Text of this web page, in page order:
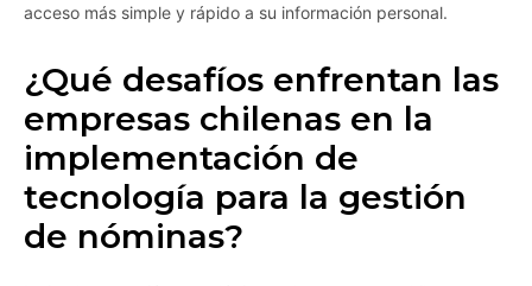
acceso más simple y rápido a su información personal.
¿Qué desafíos enfrentan las
empresas chilenas en la
implementación de
tecnología para la gestión
de nóminas?